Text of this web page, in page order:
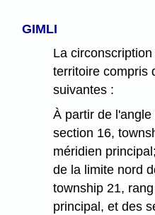
GIMLI
La
territoire compris
suivantes :
À partir de
section 16,
méridien
de la limite nord
township 21,
principal, et des